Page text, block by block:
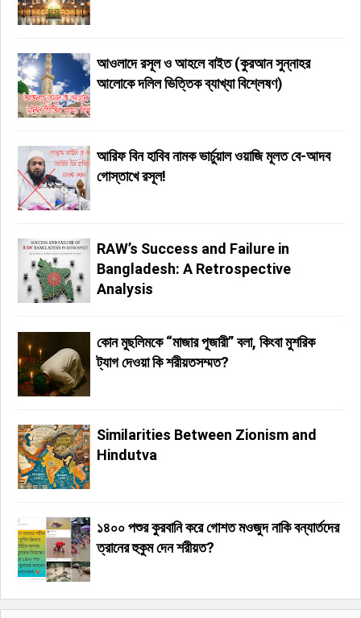
আওলাদে রসূল ও আহলে বাইত (কুরআন সুন্নাহর
আলোকে দলিল ভিত্তিক ব্যাখ্যা বিশ্লেষণ)
আরিফ বিন হাবিব নামক ভার্চুয়াল ওয়াজি মূলত বে-আদব
গোস্তাখে রসূল!
RAW’s Success and Failure in
Bangladesh: A Retrospective
Analysis
কোন মুছলিমকে “মাজার পূজারী” বলা, কিংবা মুশরিক
ট্যাগ দেওয়া কি শরীয়তসম্মত?
Similarities Between Zionism and
Hindutva
১৪০০ পশুর কুরবানি করে গোশত মওজুদ নাকি বন্যার্তদের
ত্রানের হুকুম দেন শরীয়ত?